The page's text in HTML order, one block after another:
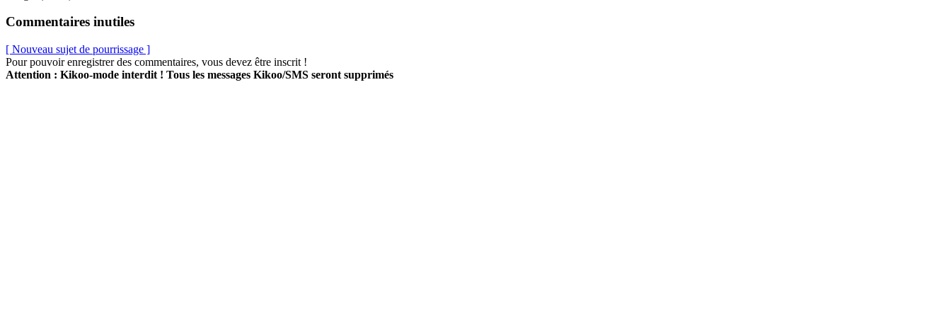
Commentaires inutiles
[ Nouveau sujet de pourrissage ]
Pour pouvoir enregistrer des commentaires, vous devez être inscrit !
Attention : Kikoo-mode interdit ! Tous les messages Kikoo/SMS seront supprimés